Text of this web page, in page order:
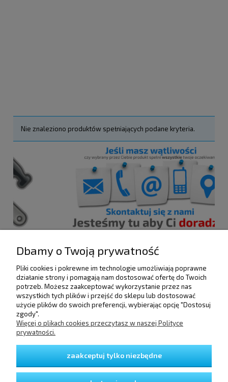
Nie znaleziono produktów spełniających podane kryteria.
POMOC
DOSTAWA I PŁATNOŚCI
GWARANCJA I ZWROTY
Dbamy o Twoją prywatność
Pliki cookies i pokrewne im technologie umożliwiają poprawne
działanie strony i pomagają nam dostosować ofertę do Twoich
potrzeb. Możesz zaakceptować wykorzystanie przez nas
wszystkich tych plików i przejść do sklepu lub dostosować
użycie plików do swoich preferencji, wybierając opcję "Dostosuj
zgody".
Więcej o plikach cookies przeczytasz w naszej Polityce
prywatności.
zaakceptuj tylko niezbędne